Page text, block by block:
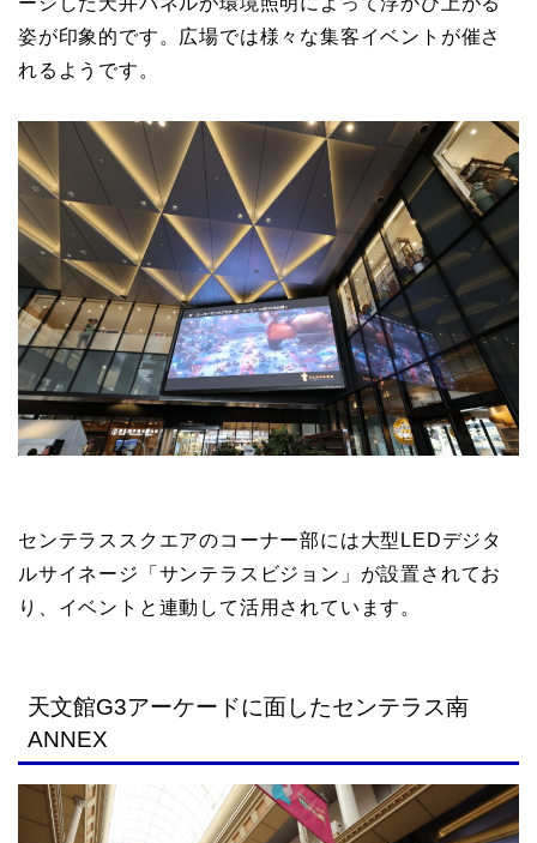
姿が印象的です。広場では様々な集客イベントが催さ
れるようです。
センテラススクエアのコーナー部には大型LEDデジタ
ルサイネージ「サンテラスビジョン」が設置されてお
り、イベントと連動して活用されています。
天文館G3アーケードに面したセンテラス南
ANNEX